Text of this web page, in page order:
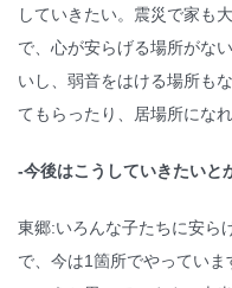
していきたい。震災で家も
で、心が安らげる場所がな
いし、弱音をはける場所も
てもらったり、居場所になれ
-今後はこうしていきたいと
東郷:いろんな子たちに安ら
で、今は1箇所でやってい